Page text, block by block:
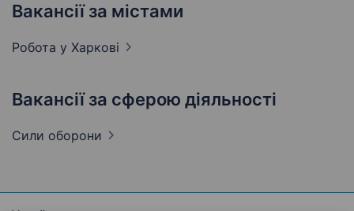
Вакансії за містами
Робота у Харкові
Вакансії за сферою діяльності
Сили оборони